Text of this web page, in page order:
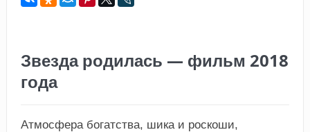
Звезда родилась — фильм 2018
года
Атмосфера богатства, шика и роскоши,